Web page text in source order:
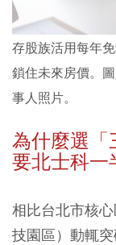
存股族活用每年
鎖住未來房價。
事人照片。
為什麼選「
要北士科一
相比台北市核
技園區）動輒